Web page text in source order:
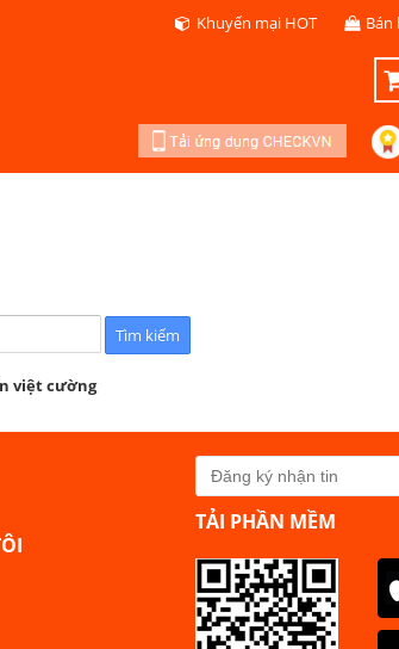
Khuyến mại HOT Bán
việt cường
TẢI PHẦN MỀM